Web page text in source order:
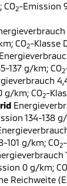
CO2-Emission
CO2-Klasse
137 g/km; CO2
g/km; CO2-
134-138
101 g/km; CO2
0 g/km; CO
Reichweite